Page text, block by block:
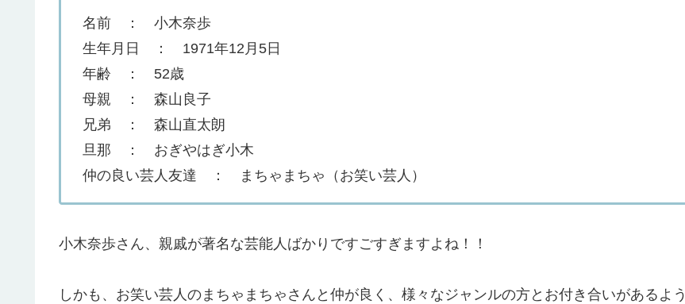
名前 ： 小木奈歩
生年月日 ： 1971年12月5日
年齢 ： 52歳
母親 ： 森山良子
兄弟 ： 森山直太朗
旦那 ： おぎやはぎ小木
仲の良い芸人友達 ： まちゃまちゃ（お笑い芸人）
小木奈歩さん、親戚が著名な芸能人ばかりですごすぎますよね！！
しかも、お笑い芸人のまちゃまちゃさんと仲が良く、様々なジャンルの方とお付き合いがあるよう